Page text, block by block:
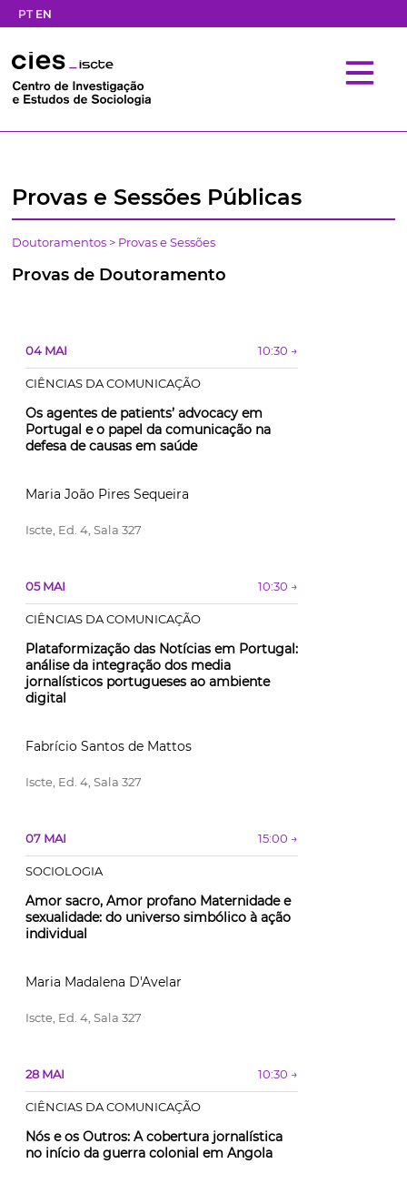
PT EN
Provas e Sessões Públicas
Doutoramentos> Provas e Sessões
Provas de Doutoramento
04 MAI 10:30 →
CIÊNCIAS DA COMUNICAÇÃO
Os agentes de patients’ advocacy em
Portugal e o papel da comunicação na
defesa de causas em saúde
Maria João Pires Sequeira
Iscte, Ed. 4, Sala 327
05 MAI 10:30 →
CIÊNCIAS DA COMUNICAÇÃO
Plataformização das Notícias em Portugal:
análise da integração dos media
jornalísticos portugueses ao ambiente
digital
Fabrício Santos de Mattos
Iscte, Ed. 4, Sala 327
07 MAI 15:00 →
SOCIOLOGIA
Amor sacro, Amor profano Maternidade e
sexualidade: do universo simbólico à ação
individual
Maria Madalena D'Avelar
Iscte, Ed. 4, Sala 327
28 MAI 10:30 →
CIÊNCIAS DA COMUNICAÇÃO
Nós e os Outros: A cobertura jornalística
no início da guerra colonial em Angola